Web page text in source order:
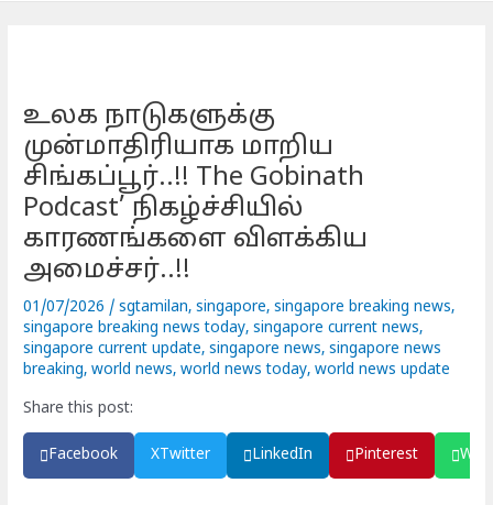
உலக நாடுகளுக்கு
முன்மாதிரியாக மாறிய
சிங்கப்பூர்..!! The Gobinath
Podcast’ நிகழ்ச்சியில்
காரணங்களை விளக்கிய
அமைச்சர்..!!
01/07/2026 /sgtamilan,singapore,singapore breaking news,
singapore breaking news today,singapore current news,
singapore current update,singapore news,singapore news
breaking,world news,world news today,world news update
Share this post:
Facebook XTwitter LinkedIn Pinterest